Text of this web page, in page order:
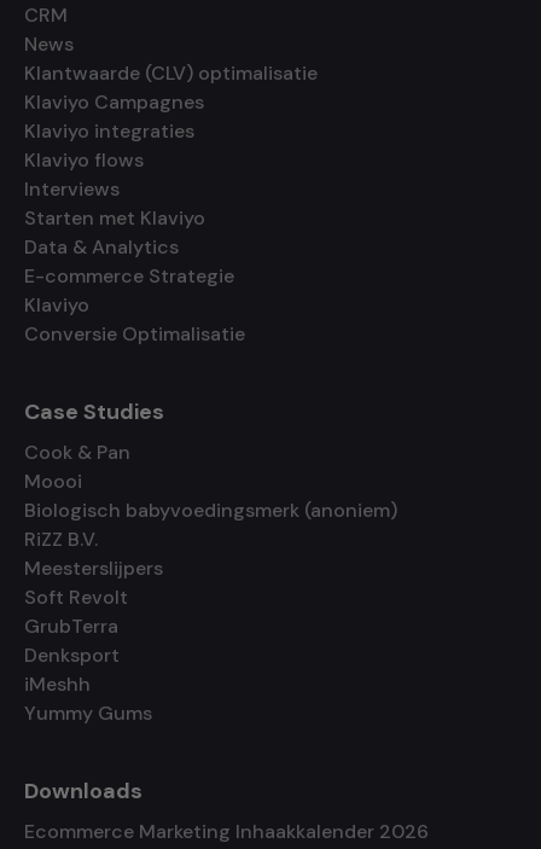
CRM
News
Klantwaarde (CLV) optimalisatie
Klaviyo Campagnes
Klaviyo integraties
Klaviyo flows
Interviews
Starten met Klaviyo
Data & Analytics
E-commerce Strategie
Klaviyo
Conversie Optimalisatie
Case Studies
Cook & Pan
Moooi
Biologisch babyvoedingsmerk (anoniem)
RiZZ B.V.
Meesterslijpers
Soft Revolt
GrubTerra
Denksport
iMeshh
Yummy Gums
Downloads
Ecommerce Marketing Inhaakkalender 2026